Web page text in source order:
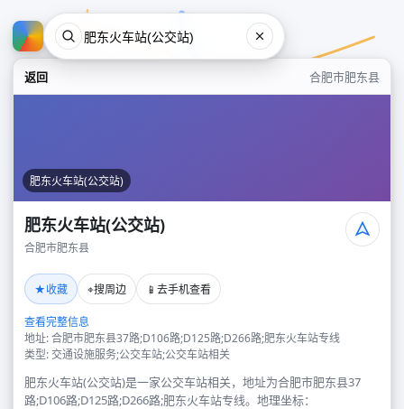
返回 合肥市肥东县
肥东火车站(公交站)
肥东火车站(公交站)
合肥市肥东县
★收藏 ⌖搜周边 📱 去手机查看
查看完整信息
地址: 合肥市肥东县37路;D106路;D125路;D266路;肥东火车站专线
类型: 交通设施服务;公交车站;公交车站相关
肥东火车站(公交站)是一家公交车站相关，地址为合肥市肥东县37
路;D106路;D125路;D266路;肥东火车站专线。地理坐标：